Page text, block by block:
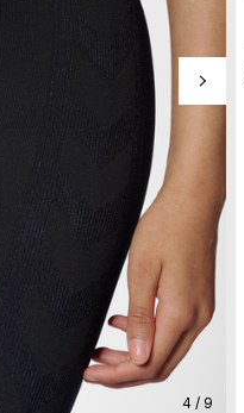
4 / 9